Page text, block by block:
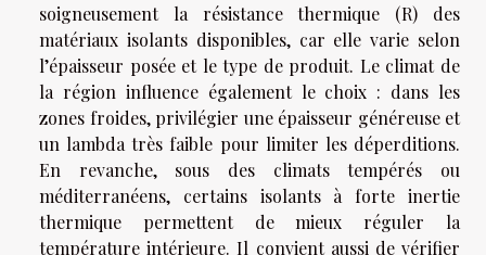
soigneusement la résistance thermique (R) des
matériaux isolants disponibles, car elle varie selon
l’épaisseur posée et le type de produit. Le climat de
la région influence également le choix : dans les
zones froides, privilégier une épaisseur généreuse et
un lambda très faible pour limiter les déperditions.
En revanche, sous des climats tempérés ou
méditerranéens, certains isolants à forte inertie
thermique permettent de mieux réguler la
température intérieure. Il convient aussi de vérifier